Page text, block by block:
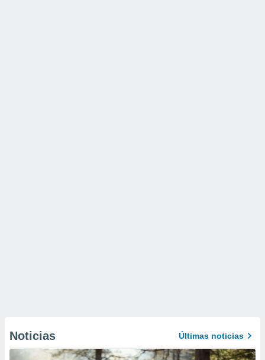
Noticias Últimas noticias